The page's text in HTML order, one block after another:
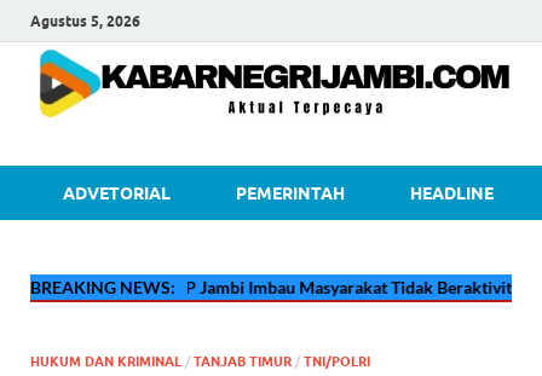
Agustus 5, 2026
ADVETORIAL PEMERINTAH HEADLINE
BREAKING NEWS:
🔴Pertamina EP Jambi Imbau Masyarakat Tidak Beraktivitas di Atas
HUKUM DAN KRIMINAL / TANJAB TIMUR / TNI/POLRI